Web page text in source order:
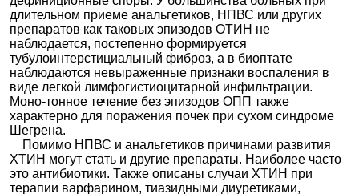
длительном приеме анальгетиков, НПВС или других
препаратов как таковых эпизодов ОТИН не
наблюдается, постепенно формируется
тубулоинтерстициальный фиброз, а в биоптате
наблюдаются невыраженные признаки воспаления в
виде легкой лимфогистиоцитарной инфильтрации.
Моно-тонное течение без эпизодов ОПП также
характерно для поражения почек при сухом синдроме
Шегрена.
Помимо НПВС и анальгетиков причинами развития
ХТИН могут стать и другие препараты. Наиболее часто
это антибиотики. Также описаны случаи ХТИН при
терапии варфарином, тиазидными диуретиками,